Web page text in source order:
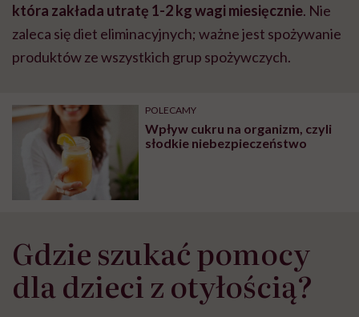
która zakłada utratę 1-2 kg wagi miesięcznie. Nie
zaleca się diet eliminacyjnych; ważne jest spożywanie
produktów ze wszystkich grup spożywczych.
POLECAMY
Wpływ cukru na organizm, czyli
słodkie niebezpieczeństwo
Gdzie szukać pomocy
dla dzieci z otyłością?